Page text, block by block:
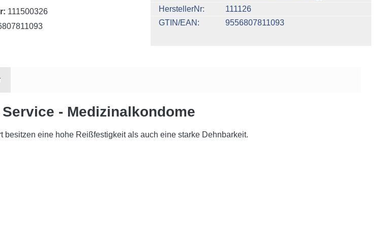
111500326
HerstellerNr
111126
GTIN/EAN
9556807811093
- Medizinalkondome
besitzen eine hohe Reißfestigkeit als auch eine starke Dehnbarkeit.